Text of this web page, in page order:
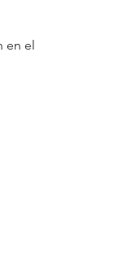
en el